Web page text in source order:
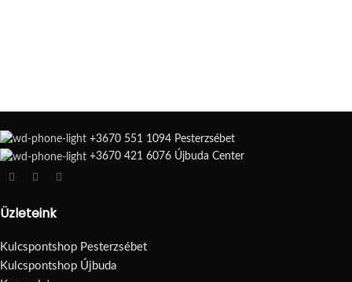
+3670 551 1094 Pesterzsébet
+3670 421 6076 Újbuda Center
Üzleteink
Kulcspontshop Pesterzsébet
Kulcspontshop Újbuda